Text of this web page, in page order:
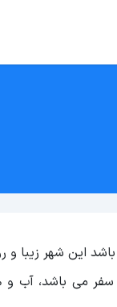
این شهر زیبا و
می باشد، آب و